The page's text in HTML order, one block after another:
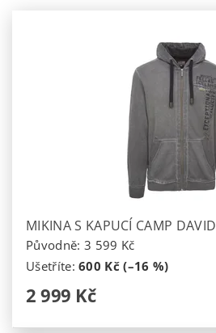
MIKINA S KAPUCÍ CAMP DAVID
Původně: 3 599 Kč
Ušetříte:600 Kč (–16 %)
2 999 Kč